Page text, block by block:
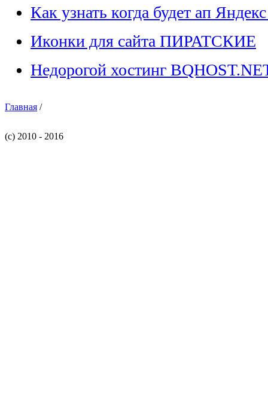
Как узнать когда будет ап
Иконки для сайта ПИРАТСКИЕ
Недорогой хостинг
Главная /
(c) 2010 - 2016